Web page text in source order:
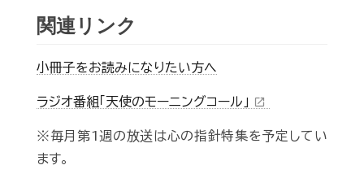
関連リンク
小冊子をお読みになりたい方へ
ラジオ番組「天使のモーニングコール」 open_in_new
※毎月第1週の放送は心の指針特集を予定してい
ます。